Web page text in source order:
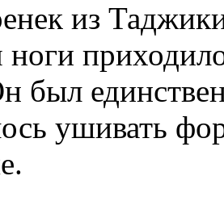
из
ноги
был
ушивать